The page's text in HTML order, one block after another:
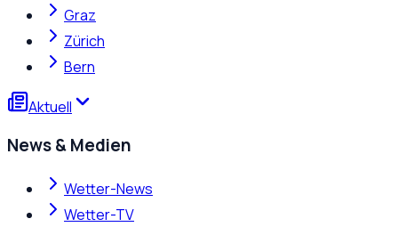
Graz
Zürich
Bern
Aktuell
News & Medien
Wetter-News
Wetter-TV